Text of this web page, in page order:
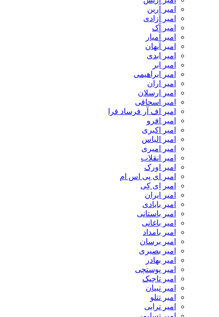
امیر آرین
امیر آزادی
امیر آک
امیر آمیار
امیر آیهان
امیر ابدی
امیر ابر
امیر ابراهیمی
امیر اران
امیر ارسلان
امیر اسحاقی
امیر اف آر فرساد فرا
امیر افرو
امیر اکبری
امیر الیاس
امیر امیری
امیر انقلاب
امیر اورک
امیر ای پی اس ام
امیر اِی کِی
امیر ایران
امیر بابادی
امیر باستانی
امیر باغانی
امیر بامداد
امیر برسان
امیر بصیری
امیر بهادر
امیر پوستچی
امیر تاجیک
امیر تبیان
امیر تتلو
امیر ترابی